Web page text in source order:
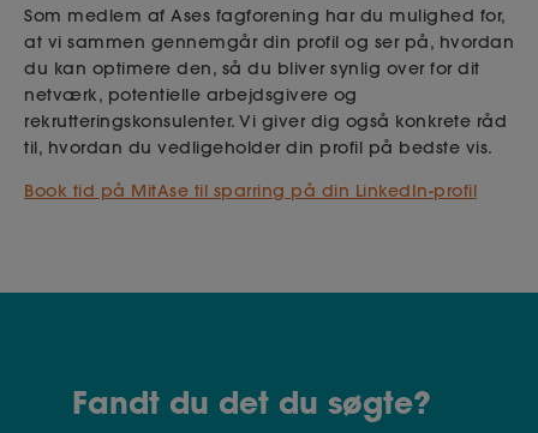
Som medlem af Ases fagforening har du mulighed for,
at vi sammen gennemgår din profil og ser på, hvordan
du kan optimere den, så du bliver synlig over for dit
netværk, potentielle arbejdsgivere og
rekrutteringskonsulenter. Vi giver dig også konkrete råd
til, hvordan du vedligeholder din profil på bedste vis.
Book tid på MitAse til sparring på din LinkedIn-profil
Fandt du det du søgte?